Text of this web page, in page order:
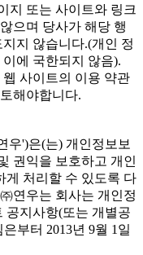
지 또는 사이트와 링크
으며 당사가 해당 행
지 않습니다.(개인 정
에 국한되지 않음).
사이트의 이용 약관
해야합니다.
우')은(는) 개인정보보
권익을 보호하고 개인
게 처리할 수 있도록 다
연우는 회사는 개인정
공지사항(또는 개별공
부터 2013년 9월 1일